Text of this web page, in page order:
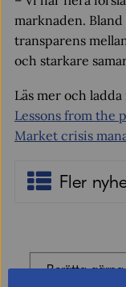
marknaden.
transparens
och starkare
Läs mer och
Lessons from the
Market crisis
Fler
Berätta